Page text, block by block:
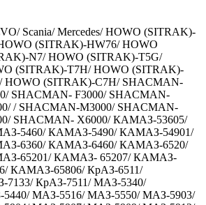
Scania/ Mercedes/ HOWO (SITRAK)-
(SITRAK)-HW76/ HOWO
N7/ HOWO (SITRAK)-T5G/
(SITRAK)-T7H/ HOWO (SITRAK)-
HOWO (SITRAK)-C7H/ SHACMAN-
SHACMAN- F3000/ SHACMAN-
/ SHACMAN-M3000/ SHACMAN-
SHACMAN- X6000/ КАМАЗ-53605/
5460/ КАМАЗ-5490/ КАМАЗ-54901/
6360/ КАМАЗ-6460/ КАМАЗ-6520/
65201/ КАМАЗ- 65207/ КАМАЗ-
КАМАЗ-65806/ КрАЗ-6511/
7133/ КрАЗ-7511/ МАЗ-5340/
МАЗ-5516/ МАЗ-5550/ МАЗ-5903/